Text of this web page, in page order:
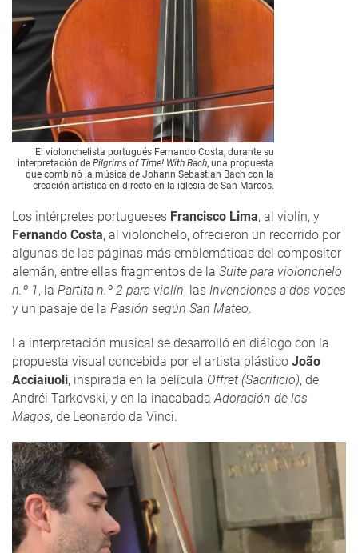
El violonchelista portugués Fernando Costa, durante su
interpretación de Pilgrims of Time! With Bach, una propuesta
que combinó la música de Johann Sebastian Bach con la
creación artística en directo en la iglesia de San Marcos.
Los intérpretes portugueses Francisco Lima, al violín, y
Fernando Costa, al violonchelo, ofrecieron un recorrido por
algunas de las páginas más emblemáticas del compositor
alemán, entre ellas fragmentos de la Suite para violonchelo
n.º 1, la Partita n.º 2 para violín, las Invenciones a dos voces
y un pasaje de la Pasión según San Mateo.
La interpretación musical se desarrolló en diálogo con la
propuesta visual concebida por el artista plástico João
Acciaiuoli, inspirada en la película Offret (Sacrificio), de
Andréi Tarkovski, y en la inacabadaAdoración de los
Magos, de Leonardo da Vinci.